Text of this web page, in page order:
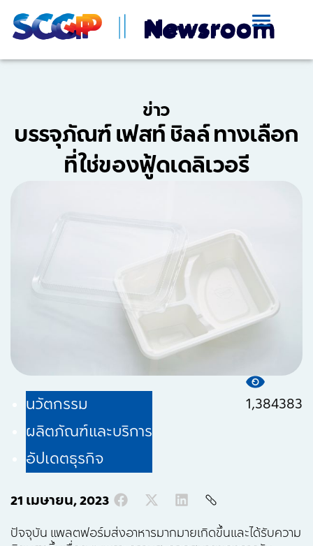
ข่าว
บรรจุภัณฑ์ เฟสท์ ชิลล์ ทางเลือก
ที่ใช่ของฟู้ดเดลิเวอรี
นวัตกรรม
ผลิตภัณฑ์และบริการ
อัปเดตธุรกิจ
1,384383
21 เมษายน, 2023
ปัจจุบัน แพลตฟอร์มส่งอาหารมากมายเกิดขึ้นและได้รับความ